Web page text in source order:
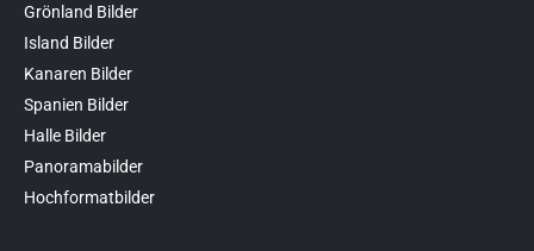
Grönland Bilder
Island Bilder
Kanaren Bilder
Spanien Bilder
Halle Bilder
Panoramabilder
Hochformatbilder